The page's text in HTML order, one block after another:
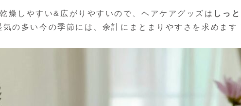
燥しやすい&広がりやすいので、ヘアケアグッズは しっ
の多い今の季節には、余計にまとまりやすさを求めます